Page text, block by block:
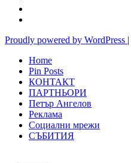
Proudly powered by WordPress |
Home
Pin Posts
КОНТАКТ
ПАРТНЬОРИ
Петър Ангелов
Реклама
Социални мрежи
СЪБИТИЯ